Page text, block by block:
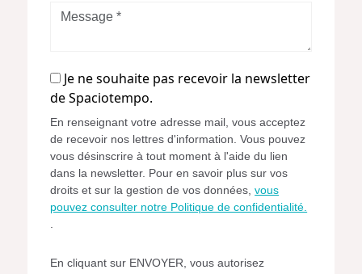
France)
Message
Je
ne
pas
recevoir
la
newsletter
de
Spaciotempo.
Je ne souhaite pas recevoir la newsletter
de Spaciotempo.
En renseignant votre adresse mail, vous acceptez
de recevoir nos lettres d'information. Vous pouvez
vous désinscrire à tout moment à l'aide du lien
dans la newsletter. Pour en savoir plus sur vos
droits et sur la gestion de vos données,vous
pouvez consulter notre Politique de confidentialité.
.
En cliquant sur ENVOYER, vous autorisez